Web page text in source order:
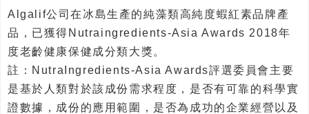
Algalif公司在冰島生產的純藻類高純度蝦紅素品牌產
品，已獲得Nutraingredients-Asia Awards 2018年
度老齡健康保健成分類大獎。
註：NutraIngredients-Asia Awards評選委員會主要
是基於人類對於該成份需求程度，是否有可靠的科學實
證數據，成份的應用範圍，是否為成功的企業經營以及